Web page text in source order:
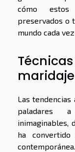
cómo estos
preservados o
mundo cada
maridaje
Las
paladares
inimaginables,
ha